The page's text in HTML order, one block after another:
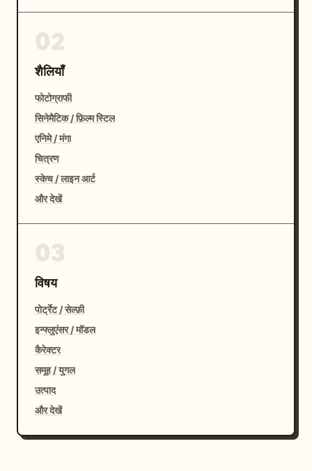
शैलियाँ
फोटोग्राफी
सिनेमैटिक / फ़िल्म स्टिल
एनिमे / मंगा
चित्रण
स्केच / लाइन आर्ट
और देखें
विषय
पोर्ट्रेट / सेल्फ़ी
इन्फ्लुएंसर / मॉडल
कैरेक्टर
समूह / युगल
उत्पाद
और देखें